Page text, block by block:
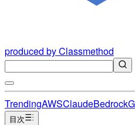
produced by Classmethod
TrendingAWSClaudeBedrock
目次